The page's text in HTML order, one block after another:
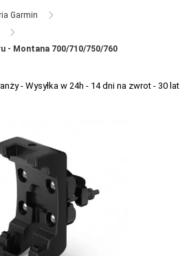
+
Garmin
- Montana 700/710/750/760